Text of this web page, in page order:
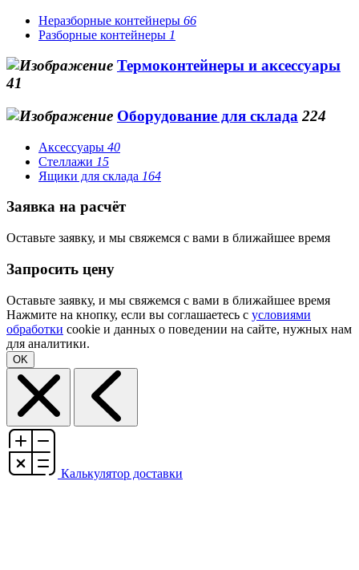
Неразборные контейнеры 66
Разборные контейнеры 1
Термоконтейнеры и аксессуары
41
Оборудование для склада 224
Аксессуары 40
Стеллажи 15
Ящики для склада 164
Заявка на расчёт
Оставьте заявку, и мы свяжемся с вами в ближайшее время
Запросить цену
Оставьте заявку, и мы свяжемся с вами в ближайшее время
Нажмите на кнопку, если вы соглашаетесь с условиями
обработки cookie и данных о поведении на сайте, нужных нам
для аналитики.
OK
Калькулятор доставки